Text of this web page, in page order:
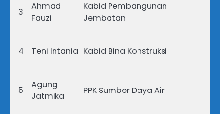
3
Ahmad
Fauzi
Kabid Pembangunan
Jembatan
4 Teni Intania Kabid Bina Konstruksi
5
Agung
Jatmika
PPK Sumber Daya Air